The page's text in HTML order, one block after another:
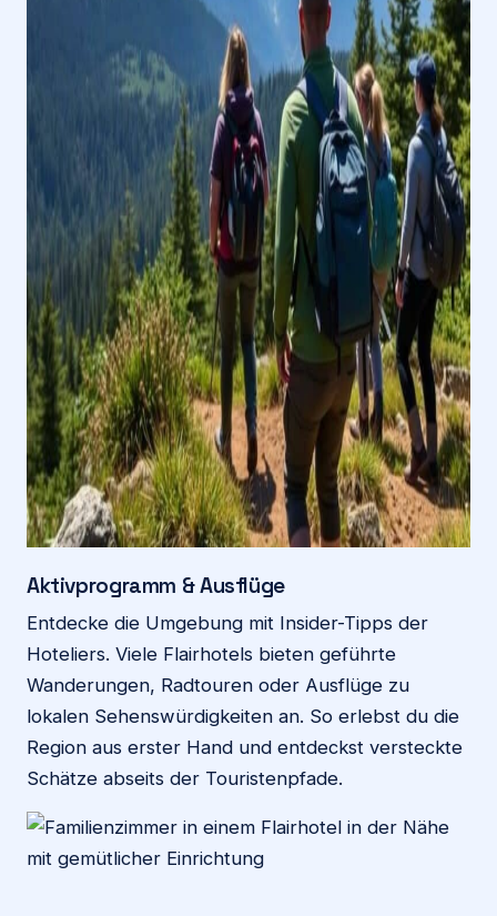
Aktivprogramm & Ausflüge
Entdecke die Umgebung mit Insider-Tipps der
Hoteliers. Viele Flairhotels bieten geführte
Wanderungen, Radtouren oder Ausflüge zu
lokalen Sehenswürdigkeiten an. So erlebst du die
Region aus erster Hand und entdeckst versteckte
Schätze abseits der Touristenpfade.